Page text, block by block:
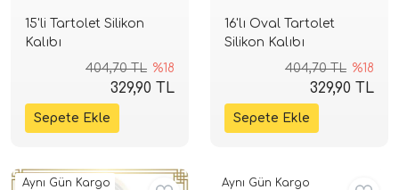
15'li Tartolet Silikon
Kalıbı
404,70 TL %18
329,90 TL
16'lı Oval Tartolet
Silikon Kalıbı
404,70 TL %18
329,90 TL
Aynı Gün Kargo Aynı Gün Kargo